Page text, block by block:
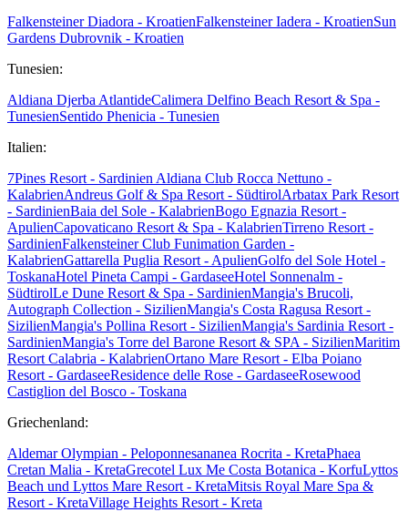
Falkensteiner Diadora - KroatienFalkensteiner Iadera - KroatienSun
Gardens Dubrovnik - Kroatien
Tunesien:
Aldiana Djerba AtlantideCalimera Delfino Beach Resort & Spa -
TunesienSentido Phenicia - Tunesien
Italien:
7Pines Resort - Sardinien Aldiana Club Rocca Nettuno -
KalabrienAndreus Golf & Spa Resort - SüdtirolArbatax Park Resort
- SardinienBaia del Sole - KalabrienBogo Egnazia Resort -
ApulienCapovaticano Resort & Spa - KalabrienTirreno Resort -
SardinienFalkensteiner Club Funimation Garden -
KalabrienGattarella Puglia Resort - ApulienGolfo del Sole Hotel -
ToskanaHotel Pineta Campi - GardaseeHotel Sonnenalm -
SüdtirolLe Dune Resort & Spa - SardinienMangia's Brucoli,
Autograph Collection - SizilienMangia's Costa Ragusa Resort -
SizilienMangia's Pollina Resort - SizilienMangia's Sardinia Resort -
SardinienMangia's Torre del Barone Resort & SPA - SizilienMaritim
Resort Calabria - KalabrienOrtano Mare Resort - Elba Poiano
Resort - GardaseeResidence delle Rose - GardaseeRosewood
Castiglion del Bosco - Toskana
Griechenland:
Aldemar Olympian - Peloponnesananea Rocrita - KretaPhaea
Cretan Malia - KretaGrecotel Lux Me Costa Botanica - KorfuLyttos
Beach und Lyttos Mare Resort - KretaMitsis Royal Mare Spa &
Resort - KretaVillage Heights Resort - Kreta